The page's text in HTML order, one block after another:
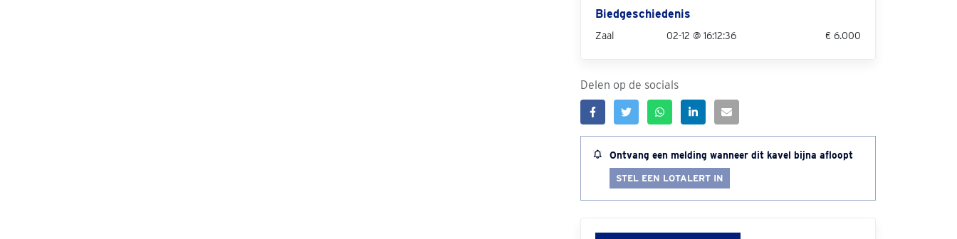
Biedgeschiedenis
Zaal 02-12 @ 16:12:36 € 6.000
Delen op de socials
Ontvang een melding wanneer dit kavel bijna afloopt
STEL EEN LOTALERT IN